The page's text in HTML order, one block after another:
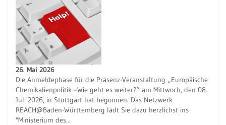
26. Mai 2026
Die Anmeldephase für die Präsenz-Veranstaltung „Europäische
Chemikalienpolitik –Wie geht es weiter?“ am Mittwoch, den 08.
Juli 2026, in Stuttgart hat begonnen. Das Netzwerk
REACH@Baden-Württemberg lädt Sie dazu herzlichst ins
"Ministerium des...